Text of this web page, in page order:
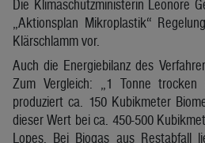
Die Klimaschutzministerin Leonore
„Aktionsplan Mikroplastik“
Klärschlamm vor.
Auch die Energiebilanz des
Zum Vergleich: „1 Tonne trocken
produziert ca. 150 Kubikmeter
dieser Wert bei ca. 450-500
Lopes. Bei Biogas aus Restabfall